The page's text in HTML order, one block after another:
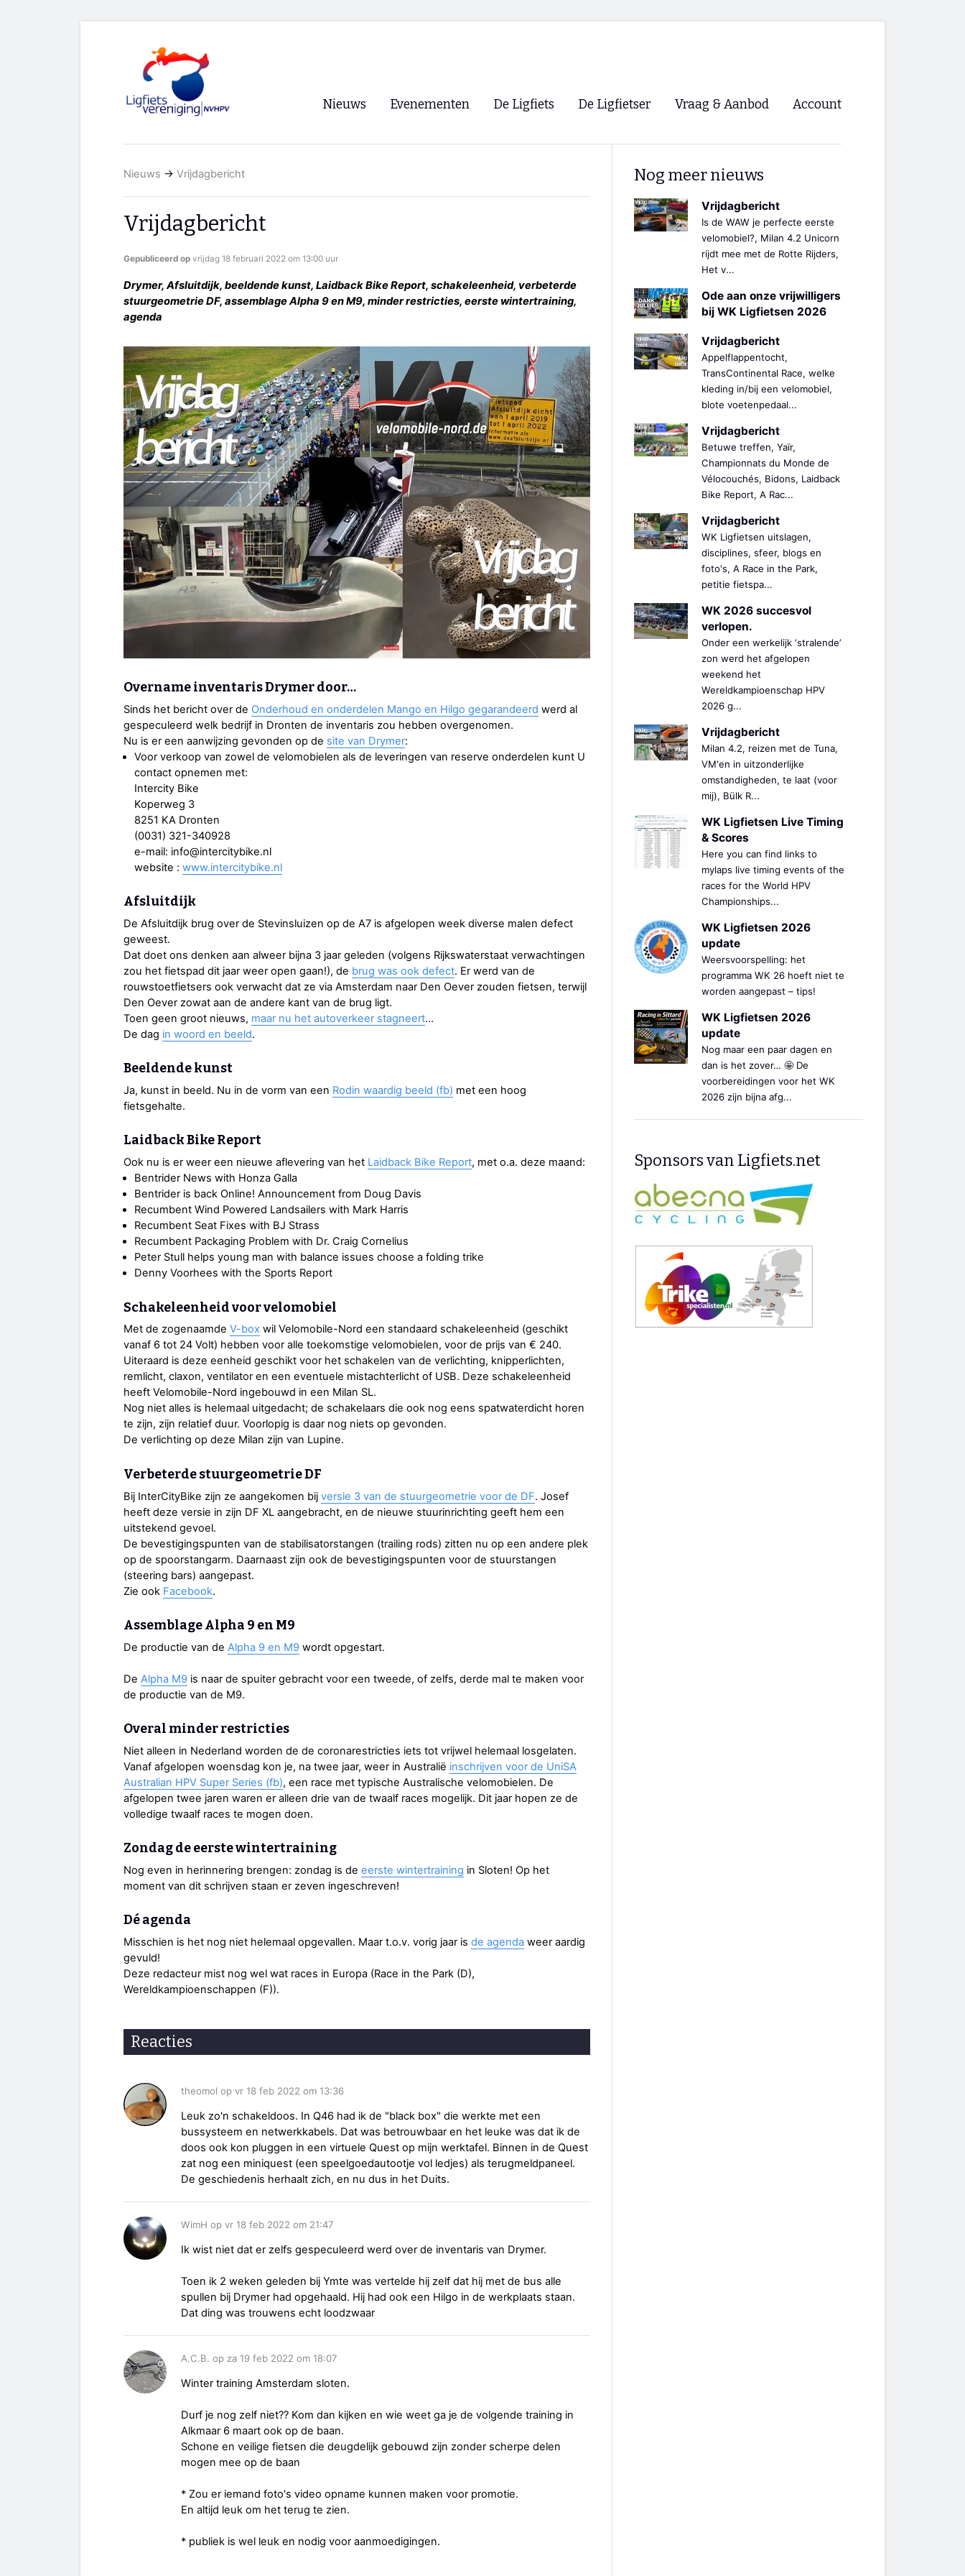
Nieuws Evenementen
WK Ligfietsen 2026
Oliebollentocht
De Ligfiets De Ligfietser
Ligfietsvereninging NVHPV
Lokale Fietsverenigingen
Forum ligfietsers.nl 🡺
Vraag & Aanbod Account
Nieuws → Vrijdagbericht
Vrijdagbericht
Gepubliceerd op vrijdag 18 februari 2022 om 13:00 uur
Drymer, Afsluitdijk, beeldende kunst, Laidback Bike Report, schakeleenheid, verbeterde
stuurgeometrie DF, assemblage Alpha 9 en M9, minder restricties, eerste wintertraining,
agenda
Overname inventaris Drymer door…
Sinds het bericht over de Onderhoud en onderdelen Mango en Hilgo gegarandeerd werd al
gespeculeerd welk bedrijf in Dronten de inventaris zou hebben overgenomen.
Nu is er een aanwijzing gevonden op de site van Drymer:
Voor verkoop van zowel de velomobielen als de leveringen van reserve onderdelen kunt U
contact opnemen met:
Intercity Bike
Koperweg 3
8251 KA Dronten
(0031) 321-340928
e-mail: info@intercitybike.nl
website : www.intercitybike.nl
Afsluitdijk
De Afsluitdijk brug over de Stevinsluizen op de A7 is afgelopen week diverse malen defect
geweest.
Dat doet ons denken aan alweer bijna 3 jaar geleden (volgens Rijkswaterstaat verwachtingen
zou het fietspad dit jaar weer open gaan!), de brug was ook defect. Er werd van de
rouwstoetfietsers ook verwacht dat ze via Amsterdam naar Den Oever zouden fietsen, terwijl
Den Oever zowat aan de andere kant van de brug ligt.
Toen geen groot nieuws, maar nu het autoverkeer stagneert…
De dag in woord en beeld.
Beeldende kunst
Ja, kunst in beeld. Nu in de vorm van een Rodin waardig beeld (fb) met een hoog
fietsgehalte.
Laidback Bike Report
Ook nu is er weer een nieuwe aflevering van het Laidback Bike Report, met o.a. deze maand:
Bentrider News with Honza Galla
Bentrider is back Online! Announcement from Doug Davis
Recumbent Wind Powered Landsailers with Mark Harris
Recumbent Seat Fixes with BJ Strass
Recumbent Packaging Problem with Dr. Craig Cornelius
Peter Stull helps young man with balance issues choose a folding trike
Denny Voorhees with the Sports Report
Schakeleenheid voor velomobiel
Met de zogenaamde V-box wil Velomobile-Nord een standaard schakeleenheid (geschikt
vanaf 6 tot 24 Volt) hebben voor alle toekomstige velomobielen, voor de prijs van € 240.
Uiteraard is deze eenheid geschikt voor het schakelen van de verlichting, knipperlichten,
remlicht, claxon, ventilator en een eventuele mistachterlicht of USB. Deze schakeleenheid
heeft Velomobile-Nord ingebouwd in een Milan SL.
Nog niet alles is helemaal uitgedacht; de schakelaars die ook nog eens spatwaterdicht horen
te zijn, zijn relatief duur. Voorlopig is daar nog niets op gevonden.
De verlichting op deze Milan zijn van Lupine.
Verbeterde stuurgeometrie DF
Bij InterCityBike zijn ze aangekomen bij versie 3 van de stuurgeometrie voor de DF. Josef
heeft deze versie in zijn DF XL aangebracht, en de nieuwe stuurinrichting geeft hem een
uitstekend gevoel.
De bevestigingspunten van de stabilisatorstangen (trailing rods) zitten nu op een andere plek
op de spoorstangarm. Daarnaast zijn ook de bevestigingspunten voor de stuurstangen
(steering bars) aangepast.
Zie ook Facebook.
Assemblage Alpha 9 en M9
De productie van de Alpha 9 en M9 wordt opgestart.
De Alpha M9 is naar de spuiter gebracht voor een tweede, of zelfs, derde mal te maken voor
de productie van de M9.
Overal minder restricties
Niet alleen in Nederland worden de de coronarestricties iets tot vrijwel helemaal losgelaten.
Vanaf afgelopen woensdag kon je, na twee jaar, weer in Australië inschrijven voor de UniSA
Australian HPV Super Series (fb), een race met typische Australische velomobielen. De
afgelopen twee jaren waren er alleen drie van de twaalf races mogelijk. Dit jaar hopen ze de
volledige twaalf races te mogen doen.
Zondag de eerste wintertraining
Nog even in herinnering brengen: zondag is de eerste wintertraining in Sloten! Op het
moment van dit schrijven staan er zeven ingeschreven!
Dé agenda
Misschien is het nog niet helemaal opgevallen. Maar t.o.v. vorig jaar is de agenda weer aardig
gevuld!
Deze redacteur mist nog wel wat races in Europa (Race in the Park (D),
Wereldkampioenschappen (F)).
Reacties
theomol op vr 18 feb 2022 om 13:36
Leuk zo'n schakeldoos. In Q46 had ik de "black box" die werkte met een
bussysteem en netwerkkabels. Dat was betrouwbaar en het leuke was dat ik de
doos ook kon pluggen in een virtuele Quest op mijn werktafel. Binnen in de Quest
zat nog een miniquest (een speelgoedautootje vol ledjes) als terugmeldpaneel.
De geschiedenis herhaalt zich, en nu dus in het Duits.
WimH op vr 18 feb 2022 om 21:47
Ik wist niet dat er zelfs gespeculeerd werd over de inventaris van Drymer.
Toen ik 2 weken geleden bij Ymte was vertelde hij zelf dat hij met de bus alle
spullen bij Drymer had opgehaald. Hij had ook een Hilgo in de werkplaats staan.
Dat ding was trouwens echt loodzwaar
A.C.B. op za 19 feb 2022 om 18:07
Winter training Amsterdam sloten.
Durf je nog zelf niet?? Kom dan kijken en wie weet ga je de volgende training in
Alkmaar 6 maart ook op de baan.
Schone en veilige fietsen die deugdelijk gebouwd zijn zonder scherpe delen
mogen mee op de baan
* Zou er iemand foto's video opname kunnen maken voor promotie.
En altijd leuk om het terug te zien.
* publiek is wel leuk en nodig voor aanmoedigingen.
Nog meer nieuws
Vrijdagbericht
Is de WAW je perfecte eerste
velomobiel?, Milan 4.2 Unicorn
rijdt mee met de Rotte Rijders,
Het v...
Ode aan onze vrijwilligers
bij WK Ligfietsen 2026
Vrijdagbericht
Appelflappentocht,
TransContinental Race, welke
kleding in/bij een velomobiel,
blote voetenpedaal...
Vrijdagbericht
Betuwe treffen, Yaïr,
Championnats du Monde de
Vélocouchés, Bidons, Laidback
Bike Report, A Rac...
Vrijdagbericht
WK Ligfietsen uitslagen,
disciplines, sfeer, blogs en
foto's, A Race in the Park,
petitie fietspa...
WK 2026 succesvol
verlopen.
Onder een werkelijk ‘stralende’
zon werd het afgelopen
weekend het
Wereldkampioenschap HPV
2026 g...
Vrijdagbericht
Milan 4.2, reizen met de Tuna,
VM'en in uitzonderlijke
omstandigheden, te laat (voor
mij), Bülk R...
WK Ligfietsen Live Timing
& Scores
Here you can find links to
mylaps live timing events of the
races for the World HPV
Championships...
WK Ligfietsen 2026
update
Weersvoorspelling: het
programma WK 26 hoeft niet te
worden aangepast – tips!
WK Ligfietsen 2026
update
Nog maar een paar dagen en
dan is het zover… 🤩 De
voorbereidingen voor het WK
2026 zijn bijna afg...
Sponsors van Ligfiets.net